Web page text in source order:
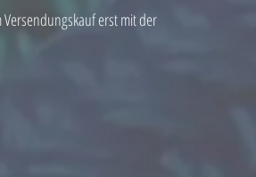
erst mit der